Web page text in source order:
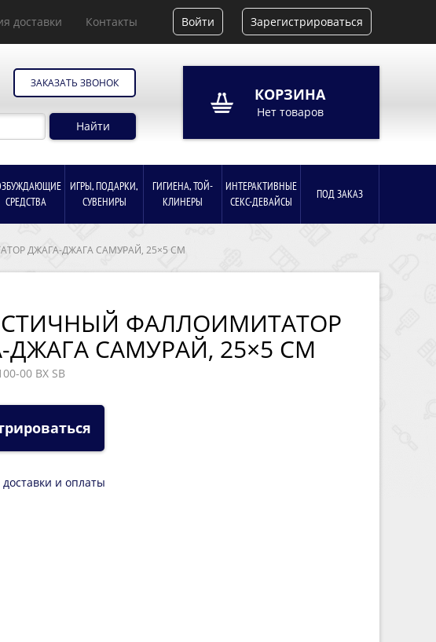
доставки Контакты Войти Зарегистрироваться
ЗАКАЗАТЬ ЗВОНОК
Найти
КОРЗИНА
Нет товаров
СРЕДСТВА
ИГРЫ, ПОДАРКИ,
СУВЕНИРЫ
ГИГИЕНА, ТОЙ-
КЛИНЕРЫ
ИНТЕРАКТИВНЫЕ
СЕКС-ДЕВАЙСЫ
ПОД ЗАКАЗ
ДЖАГА-ДЖАГА САМУРАЙ, 25×5 СМ
ФАЛЛОИМИТАТОР
ДЖАГА САМУРАЙ, 25×5 СМ
00 BX SB
и оплаты